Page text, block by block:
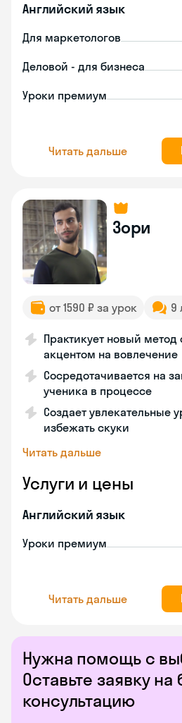
Нужна помощь с
Оставьте заявку
консультацию
Английский язык
Для маркетологов
Деловой - для бизнеса
Уроки премиум
Читать дальше
Зори
от 1590 ₽ за урок 9
Практикует новый метод
акцентом на вовлечение
Сосредотачивается на
ученика в процессе
Создает увлекательные
избежать скуки
Читать дальше
Услуги и цены
Английский язык
Уроки премиум
Читать дальше